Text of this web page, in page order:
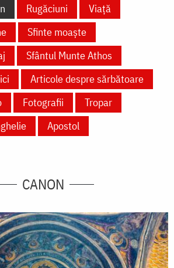
Rugăciuni
Viață
Sfinte moaște
Sfântul Munte Athos
Articole despre sărbătoare
Fotografii
Tropar
Apostol
CANON